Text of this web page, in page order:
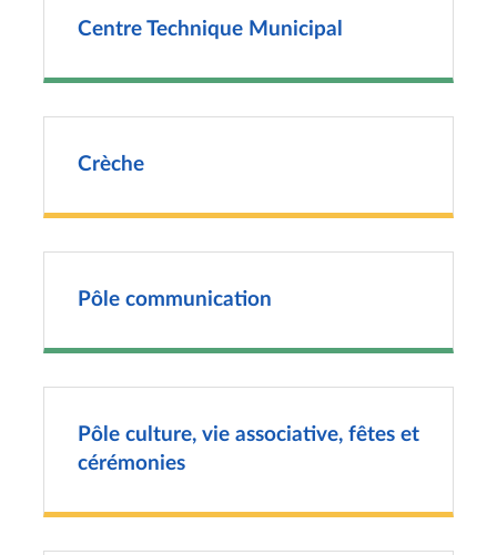
Centre Technique Municipal
Crèche
Pôle communication
Pôle culture, vie associative, fêtes et
cérémonies